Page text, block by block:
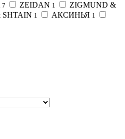
7 ZEIDAN 1
ZIGMUND &
SHTAIN 1 АКСИНЬЯ 1